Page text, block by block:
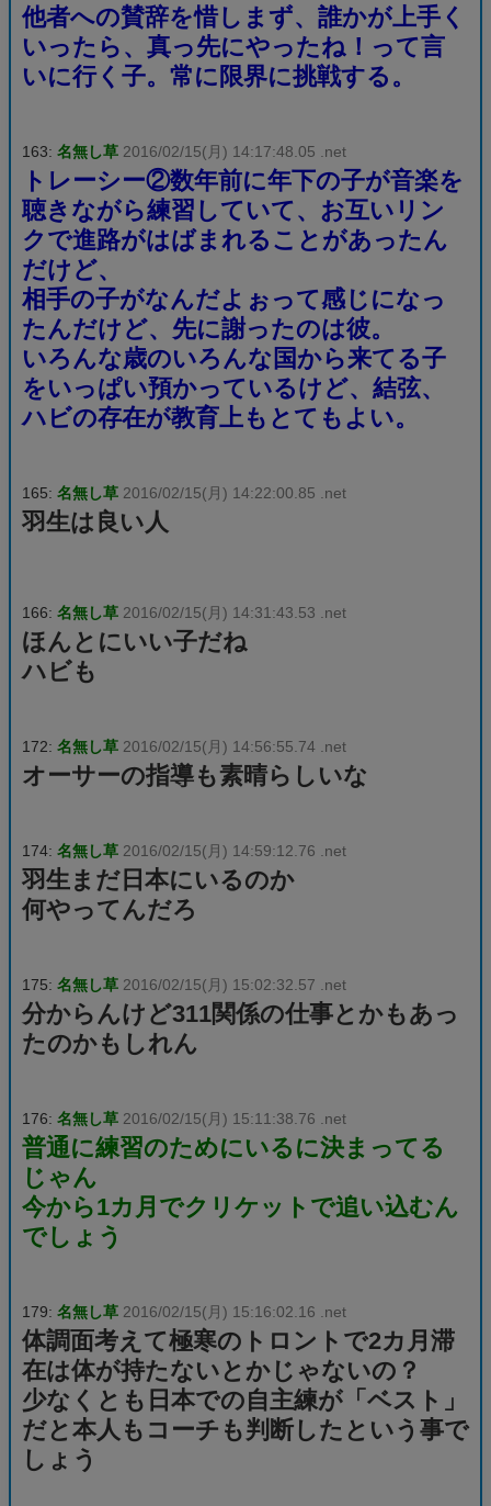
他者への賛辞を惜しまず、誰かが上手く
いったら、真っ先にやったね！って言
いに行く子。常に限界に挑戦する。
163: 名無し草 2016/02/15(月) 14:17:48.05 .net
トレーシー②数年前に年下の子が音楽を
聴きながら練習していて、お互いリン
クで進路がはばまれることがあったん
だけど、
相手の子がなんだよぉって感じになっ
たんだけど、先に謝ったのは彼。
いろんな歳のいろんな国から来てる子
をいっぱい預かっているけど、結弦、
ハビの存在が教育上もとてもよい。
165: 名無し草 2016/02/15(月) 14:22:00.85 .net
羽生は良い人
166: 名無し草 2016/02/15(月) 14:31:43.53 .net
ほんとにいい子だね
ハビも
172: 名無し草 2016/02/15(月) 14:56:55.74 .net
オーサーの指導も素晴らしいな
174: 名無し草 2016/02/15(月) 14:59:12.76 .net
羽生まだ日本にいるのか
何やってんだろ
175: 名無し草 2016/02/15(月) 15:02:32.57 .net
分からんけど311関係の仕事とかもあっ
たのかもしれん
176: 名無し草 2016/02/15(月) 15:11:38.76 .net
普通に練習のためにいるに決まってる
じゃん
今から1カ月でクリケットで追い込むん
でしょう
179: 名無し草 2016/02/15(月) 15:16:02.16 .net
体調面考えて極寒のトロントで2カ月滞
在は体が持たないとかじゃないの？
少なくとも日本での自主練が「ベスト」
だと本人もコーチも判断したという事で
しょう